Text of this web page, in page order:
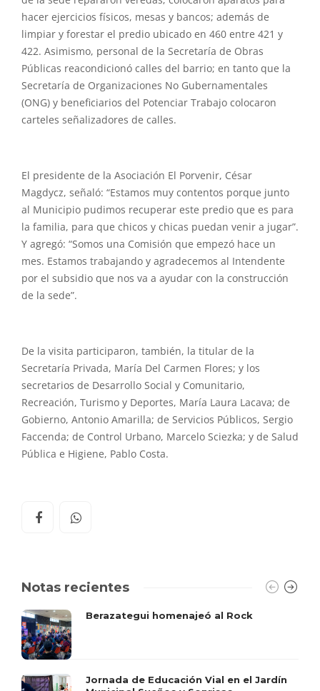
hacer ejercicios físicos, mesas y bancos; además de
limpiar y forestar el predio ubicado en 460 entre 421 y
422. Asimismo, personal de la Secretaría de Obras
Públicas reacondicionó calles del barrio; en tanto que la
Secretaría de Organizaciones No Gubernamentales
(ONG) y beneficiarios del Potenciar Trabajo colocaron
carteles señalizadores de calles.
El presidente de la Asociación El Porvenir, César
Magdycz, señaló: “Estamos muy contentos porque junto
al Municipio pudimos recuperar este predio que es para
la familia, para que chicos y chicas puedan venir a jugar”.
Y agregó: “Somos una Comisión que empezó hace un
mes. Estamos trabajando y agradecemos al Intendente
por el subsidio que nos va a ayudar con la construcción
de la sede”.
De la visita participaron, también, la titular de la
Secretaría Privada, María Del Carmen Flores; y los
secretarios de Desarrollo Social y Comunitario,
Recreación, Turismo y Deportes, María Laura Lacava; de
Gobierno, Antonio Amarilla; de Servicios Públicos, Sergio
Faccenda; de Control Urbano, Marcelo Sciezka; y de Salud
Pública e Higiene, Pablo Costa.
Notas recientes
Berazategui homenajeó al Rock
Jornada de Educación Vial en el Jardín